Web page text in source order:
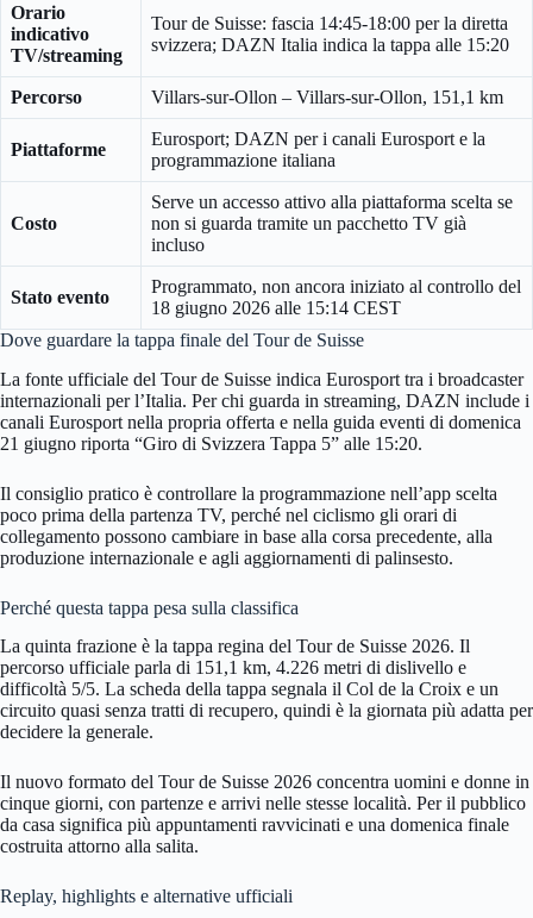
Orario
indicativo
TV/streaming
Tour de Suisse: fascia 14:45-18:00 per la diretta
svizzera; DAZN Italia indica la tappa alle 15:20
Percorso Villars-sur-Ollon – Villars-sur-Ollon, 151,1 km
Piattaforme
Eurosport; DAZN per i canali Eurosport e la
programmazione italiana
Costo
Serve un accesso attivo alla piattaforma scelta se
non si guarda tramite un pacchetto TV già
incluso
Stato evento
Programmato, non ancora iniziato al controllo del
18 giugno 2026 alle 15:14 CEST
Dove guardare la tappa finale del Tour de Suisse
La fonte ufficiale del Tour de Suisse indica Eurosport tra i broadcaster
internazionali per l’Italia. Per chi guarda in streaming, DAZN include i
canali Eurosport nella propria offerta e nella guida eventi di domenica
21 giugno riporta “Giro di Svizzera Tappa 5” alle 15:20.
Il consiglio pratico è controllare la programmazione nell’app scelta
poco prima della partenza TV, perché nel ciclismo gli orari di
collegamento possono cambiare in base alla corsa precedente, alla
produzione internazionale e agli aggiornamenti di palinsesto.
Perché questa tappa pesa sulla classifica
La quinta frazione è la tappa regina del Tour de Suisse 2026. Il
percorso ufficiale parla di 151,1 km, 4.226 metri di dislivello e
difficoltà 5/5. La scheda della tappa segnala il Col de la Croix e un
circuito quasi senza tratti di recupero, quindi è la giornata più adatta per
decidere la generale.
Il nuovo formato del Tour de Suisse 2026 concentra uomini e donne in
cinque giorni, con partenze e arrivi nelle stesse località. Per il pubblico
da casa significa più appuntamenti ravvicinati e una domenica finale
costruita attorno alla salita.
Replay, highlights e alternative ufficiali